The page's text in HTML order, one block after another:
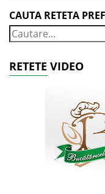
CAUTA RETETA
RETETE VIDEO